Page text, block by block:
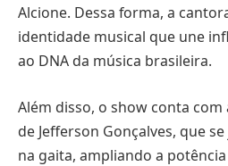
Alcione. Dessa forma, a
identidade musical que une
ao DNA da música brasileira.
Além disso, o show conta
de Jefferson Gonçalves, que
na gaita, ampliando a